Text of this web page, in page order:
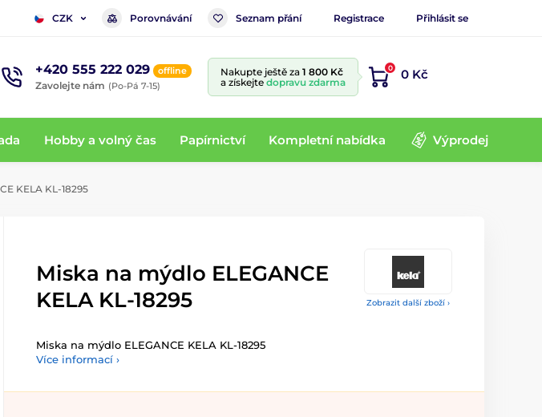
CZK Porovnávání Seznam přání Registrace Přihlásit se
+420 555 222 029 offline
Zavolejte nám (Po-Pá 7-15)
Nakupte ještě za 1 800 Kč
a získejte dopravu zdarma
0 0 Kč
Hobby a volný čas Papírnictví Kompletní nabídka Výprodej
KELA KL-18295
Zobrazit další zboží ›
Miska na mýdlo ELEGANCE
KELA KL-18295
Miska na mýdlo ELEGANCE KELA KL-18295
Více informací ›